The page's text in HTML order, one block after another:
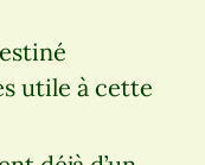
utile à cette